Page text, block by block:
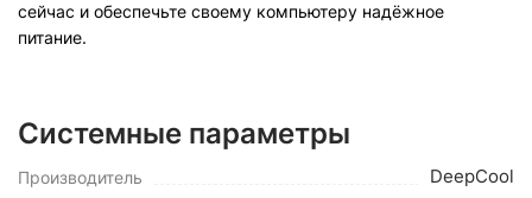
сейчас и обеспечьте своему компьютеру надёжное
питание.
Системные параметры
Производитель DeepCool